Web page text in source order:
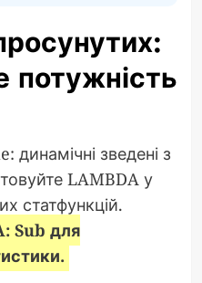
потужність
динамічні зведені з
LAMBDA у
статфункцій.
Sub для